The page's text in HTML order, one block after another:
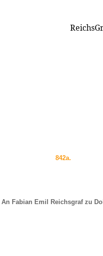
842a.
An Fabian Emil Reichsgraf zu